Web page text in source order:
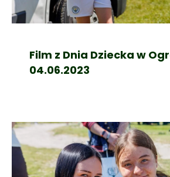
Film z Dnia Dziecka w
04.06.2023